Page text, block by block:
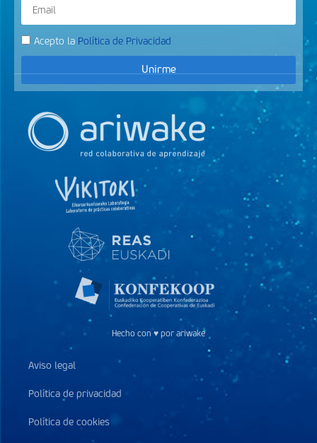
Acepto la Política de Privacidad
Unirme
Hecho con ♥ por ariwake
Aviso legal
Política de privacidad
Política de cookies